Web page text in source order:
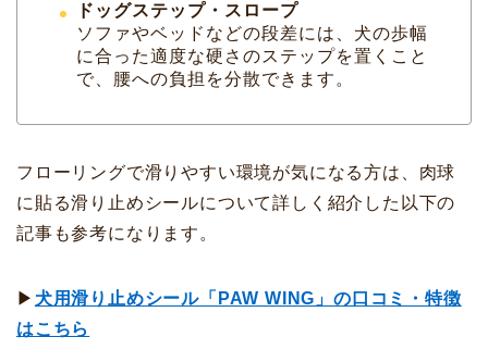
ドッグステップ・スロープ
ソファやベッドなどの段差には、犬の歩幅
に合った適度な硬さのステップを置くこと
で、腰への負担を分散できます。
フローリングで滑りやすい環境が気になる方は、肉球
に貼る滑り止めシールについて詳しく紹介した以下の
記事も参考になります。
▶ 犬用滑り止めシール「PAW WING」の口コミ・特徴
はこちら